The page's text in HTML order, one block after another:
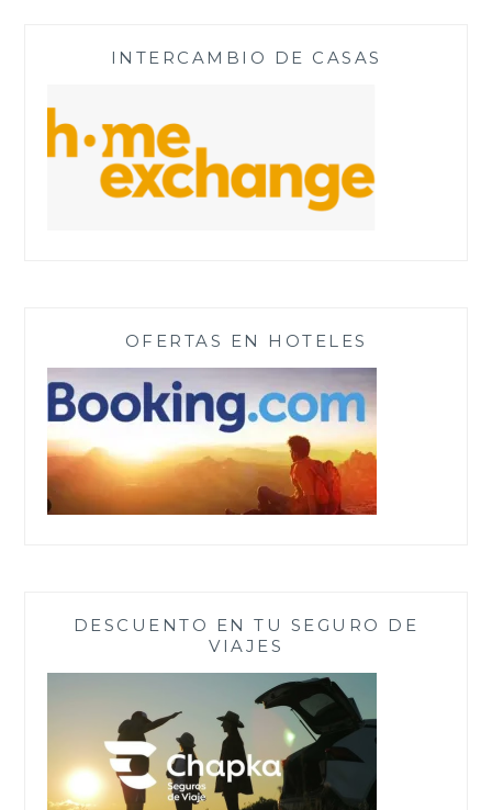
INTERCAMBIO DE CASAS
OFERTAS EN HOTELES
DESCUENTO EN TU SEGURO DE
VIAJES